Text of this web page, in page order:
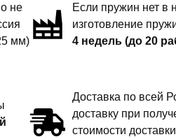
не
мм)
Если пружин нет в
изготовление
4 недель (до 20
Доставка по всей
доставку при
стоимости